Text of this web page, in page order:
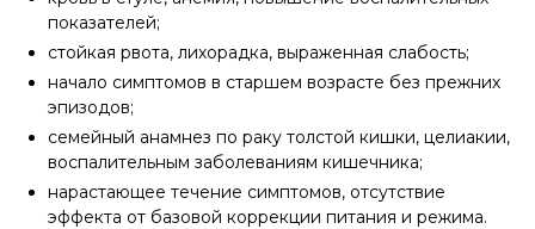
показателей;
стойкая рвота, лихорадка, выраженная слабость;
начало симптомов в старшем возрасте без прежних
эпизодов;
семейный анамнез по раку толстой кишки, целиакии,
воспалительным заболеваниям кишечника;
нарастающее течение симптомов, отсутствие
эффекта от базовой коррекции питания и режима.